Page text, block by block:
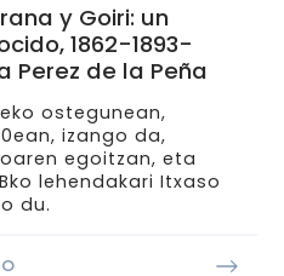
y Goiri: un
1862-1893-
Perez de la Peña
ostegunean,
izango da,
egoitzan, eta
lehendakari Itxaso
du.